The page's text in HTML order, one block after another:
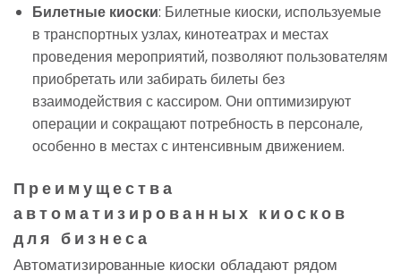
Билетные киоски: Билетные киоски, используемые
в транспортных узлах, кинотеатрах и местах
проведения мероприятий, позволяют пользователям
приобретать или забирать билеты без
взаимодействия с кассиром. Они оптимизируют
операции и сокращают потребность в персонале,
особенно в местах с интенсивным движением.
Преимущества
автоматизированных киосков
для бизнеса
Автоматизированные киоски обладают рядом